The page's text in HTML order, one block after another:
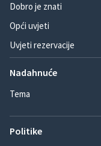
Dobro je znati
Opći uvjeti
Uvjeti rezervacije
Nadahnuće
Tema
Politike